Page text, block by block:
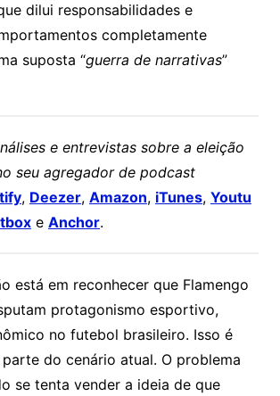
dilui responsabilidades e
completamente
suposta “guerra de narrativas”
e entrevistas sobre a eleição
seu agregador de podcast
, Deezer, Amazon, iTunes, Youtu
e Anchor.
está em reconhecer que Flamengo
protagonismo esportivo,
no futebol brasileiro. Isso é
do cenário atual. O problema
se tenta vender a ideia de que